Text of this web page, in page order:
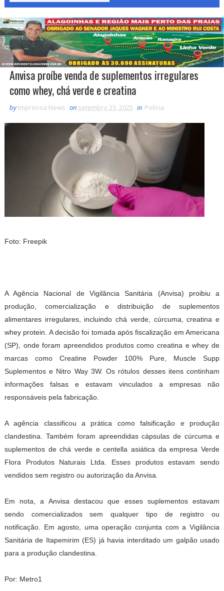
Anvisa proíbe venda de suplementos irregulares
como whey, chá verde e creatina
by Imprensa News on setembro 23, 2025 in Polícia
Foto: Freepik
A Agência Nacional de Vigilância Sanitária (Anvisa) proibiu a
produção, comercialização e distribuição de suplementos
alimentares irregulares, incluindo chá verde, cúrcuma, creatina e
whey protein. A decisão foi tomada após fiscalização em Americana
(SP), onde foram apreendidos produtos como creatina e whey de
marcas como Creatine Powder 100% Pure, Muscle Supp
Suplementos e Nitro Way 3W. Os rótulos desses itens continham
informações falsas e estavam vinculados a empresas não
responsáveis pela fabricação.
A agência classificou a prática como falsificação e produção
clandestina. Também foram apreendidas cápsulas de cúrcuma e
suplementos de chá verde e centella asiática da empresa Verde
Flora Produtos Naturais Ltda. Esses produtos estavam sendo
vendidos sem registro ou autorização da Anvisa.
Em nota, a Anvisa destacou que esses suplementos estavam
sendo comercializados sem qualquer tipo de registro ou
notificação. Em agosto, uma operação conjunta com a Vigilância
Sanitária de Itapemirim (ES) já havia interditado um galpão usado
para a produção clandestina.
Por: Metro1